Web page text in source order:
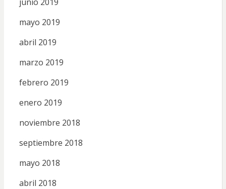
mayo 2019
abril 2019
marzo 2019
febrero 2019
enero 2019
noviembre 2018
septiembre 2018
mayo 2018
abril 2018